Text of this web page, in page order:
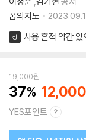
꿈의지도
상 사용 흔적 약간
19,000원
37 12,000
YES포인트